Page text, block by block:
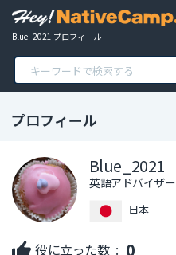
Blue_2021 プロフィール
プロフィール
Blue_2021
英語アドバイザー
日本
役に立った数 : 0